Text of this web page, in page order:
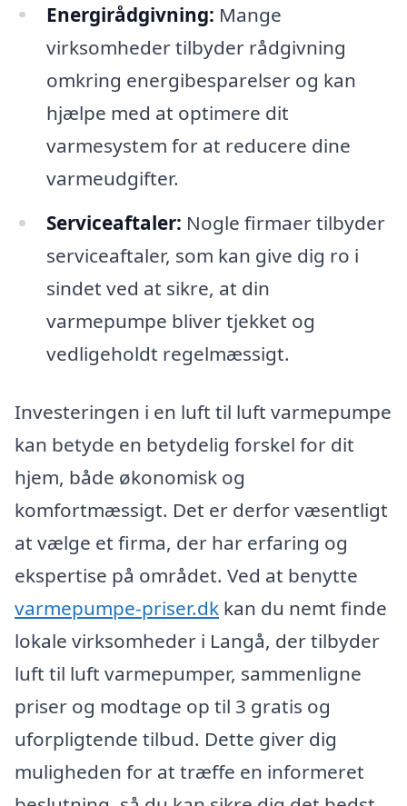
Energirådgivning: Mange
virksomheder tilbyder rådgivning
omkring energibesparelser og kan
hjælpe med at optimere dit
varmesystem for at reducere dine
varmeudgifter.
Serviceaftaler: Nogle firmaer tilbyder
serviceaftaler, som kan give dig ro i
sindet ved at sikre, at din
varmepumpe bliver tjekket og
vedligeholdt regelmæssigt.
Investeringen i en luft til luft varmepumpe
kan betyde en betydelig forskel for dit
hjem, både økonomisk og
komfortmæssigt. Det er derfor væsentligt
at vælge et firma, der har erfaring og
ekspertise på området. Ved at benytte
varmepumpe-priser.dk kan du nemt finde
lokale virksomheder i Langå, der tilbyder
luft til luft varmepumper, sammenligne
priser og modtage op til 3 gratis og
uforpligtende tilbud. Dette giver dig
muligheden for at træffe en informeret